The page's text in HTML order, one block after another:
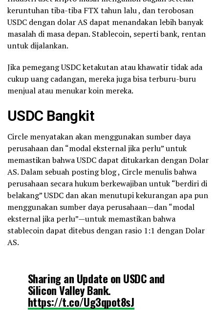
keruntuhan tiba-tiba FTX tahun lalu , dan terobosan
USDC dengan dolar AS dapat menandakan lebih banyak
masalah di masa depan. Stablecoin, seperti bank, rentan
untuk dijalankan.
Jika pemegang USDC ketakutan atau khawatir tidak ada
cukup uang cadangan, mereka juga bisa terburu-buru
menjual atau menukar koin mereka.
USDC Bangkit
Circle menyatakan akan menggunakan sumber daya
perusahaan dan “modal eksternal jika perlu” untuk
memastikan bahwa USDC dapat ditukarkan dengan Dolar
AS. Dalam sebuah posting blog , Circle menulis bahwa
perusahaan secara hukum berkewajiban untuk “berdiri di
belakang” USDC dan akan menutupi kekurangan apa pun
menggunakan sumber daya perusahaan—dan “modal
eksternal jika perlu”—untuk memastikan bahwa
stablecoin dapat ditebus dengan rasio 1:1 dengan Dolar
AS.
Sharing an Update on USDC and
Silicon Valley Bank.
https://t.co/Ug3qpot8sJ